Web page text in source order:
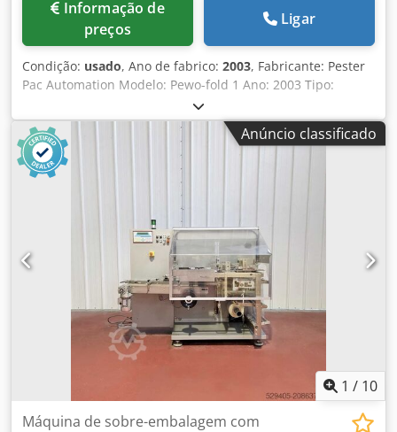
preços
Ligar
Condição: usado, Ano de fabrico: 2003, Fabricante: Pester
Pac Automation Modelo: Pewo-fold 1 Ano: 2003 Tipo:
Máquina de embalamento em celofane Tipo de filme: OPP
Largura do filme: 90–300 mm Crsdpfsx R D Dhsx Ab Sof
Espessura do filme: 0,020–0,050 mm Diâmetro máx. do
rolo: 350 mm Capacidade máx.: 50 ciclos/min Formato
(mín.): 60 mm x 30 mm x 60 mm Formato (máx.): 250 mm x
250 mm x 140 mm Formatos: 2x2 = 90 x 100 x 54:
capacidade: 50 ciclos/min 2x3 = 90 x 150 x 54: capacidade:
35 ciclos/min 2x4 = 90 x 200 x 81: capacidade: 18 ciclos/min
Alimentação elétrica: 4 x 400 V + N + PE / 50-60 Hz Potência
instalada: 4 kW (6 A) Pressão de ar: mín. 4 bar / máx. 10
bar Documentação disponível
Anúncio classificado
1 / 10
Máquina de sobre-embalagem com